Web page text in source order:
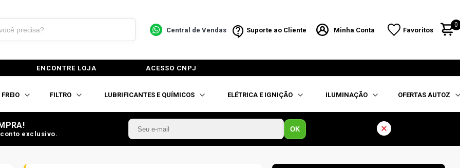
Central de Vendas Suporte ao Cliente Minha Conta Favoritos
0
ENCONTRE LOJA ACESSO CNPJ
FREIO FILTRO LUBRIFICANTES E QUÍMICOS ELÉTRICA E IGNIÇÃO ILUMINAÇÃO OFERTAS AUTOZ
exclusivo.
OK